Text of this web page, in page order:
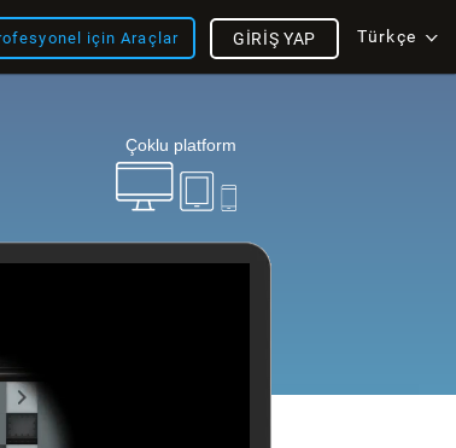
için Araçlar Türkçe
GIRIŞ YAP
Çoklu platform